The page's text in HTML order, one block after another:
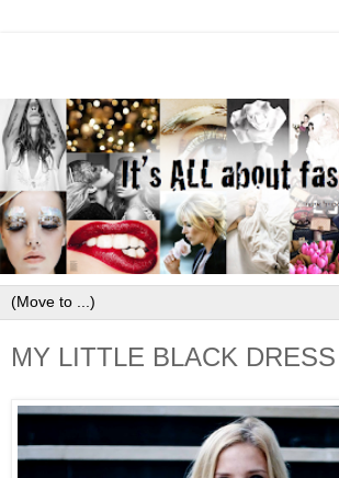
MY LITTLE BLACK DRESS